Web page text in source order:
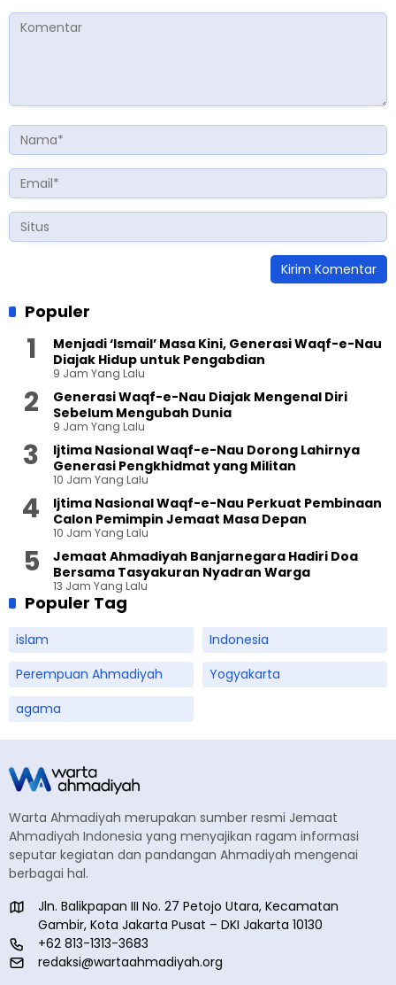
Populer
Menjadi ‘Ismail’ Masa Kini, Generasi Waqf-e-Nau
Diajak Hidup untuk Pengabdian
9 Jam Yang Lalu
Generasi Waqf-e-Nau Diajak Mengenal Diri
Sebelum Mengubah Dunia
9 Jam Yang Lalu
Ijtima Nasional Waqf-e-Nau Dorong Lahirnya
Generasi Pengkhidmat yang Militan
10 Jam Yang Lalu
Ijtima Nasional Waqf-e-Nau Perkuat Pembinaan
Calon Pemimpin Jemaat Masa Depan
10 Jam Yang Lalu
Jemaat Ahmadiyah Banjarnegara Hadiri Doa
Bersama Tasyakuran Nyadran Warga
13 Jam Yang Lalu
Populer Tag
islam
Indonesia
Perempuan Ahmadiyah
Yogyakarta
agama
Warta Ahmadiyah merupakan sumber resmi Jemaat
Ahmadiyah Indonesia yang menyajikan ragam informasi
seputar kegiatan dan pandangan Ahmadiyah mengenai
berbagai hal.
Jln. Balikpapan III No. 27 Petojo Utara, Kecamatan
Gambir, Kota Jakarta Pusat – DKI Jakarta 10130
+62 813-1313-3683
redaksi@wartaahmadiyah.org